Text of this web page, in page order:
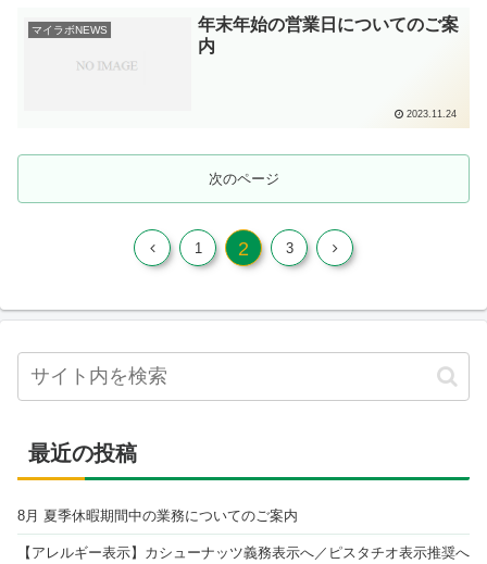
マイラボNEWS
年末年始の営業日についてのご案
内
2023.11.24
次のページ
1 2 3
最近の投稿
8月 夏季休暇期間中の業務についてのご案内
【アレルギー表示】カシューナッツ義務表示へ／ピスタチオ表示推奨へ